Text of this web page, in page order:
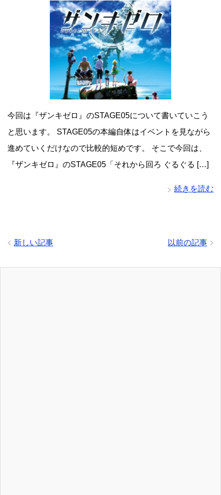
今回は『ザンキゼロ』のSTAGE05について書いていこう
と思います。 STAGE05の本編自体はイベントを見ながら
進めていくだけなので比較的短めです。 そこで今回は、
『ザンキゼロ』のSTAGE05「それから回ろ ぐるぐる […]
続きを読む
以前の記事
新しい記事